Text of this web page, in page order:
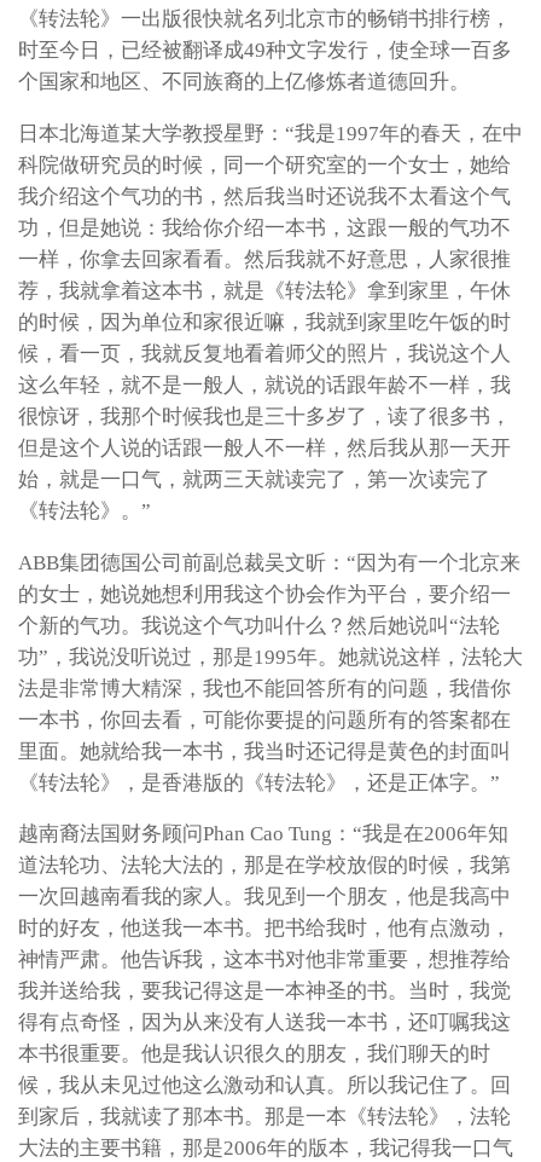
《转法轮》一出版很快就名列北京市的畅销书排行榜，
时至今日，已经被翻译成49种文字发行，使全球一百多
个国家和地区、不同族裔的上亿修炼者道德回升。
日本北海道某大学教授星野：“我是1997年的春天，在中
科院做研究员的时候，同一个研究室的一个女士，她给
我介绍这个气功的书，然后我当时还说我不太看这个气
功，但是她说：我给你介绍一本书，这跟一般的气功不
一样，你拿去回家看看。然后我就不好意思，人家很推
荐，我就拿着这本书，就是《转法轮》拿到家里，午休
的时候，因为单位和家很近嘛，我就到家里吃午饭的时
候，看一页，我就反复地看着师父的照片，我说这个人
这么年轻，就不是一般人，就说的话跟年龄不一样，我
很惊讶，我那个时候我也是三十多岁了，读了很多书，
但是这个人说的话跟一般人不一样，然后我从那一天开
始，就是一口气，就两三天就读完了，第一次读完了
《转法轮》。”
ABB集团德国公司前副总裁吴文昕：“因为有一个北京来
的女士，她说她想利用我这个协会作为平台，要介绍一
个新的气功。我说这个气功叫什么？然后她说叫“法轮
功”，我说没听说过，那是1995年。她就说这样，法轮大
法是非常博大精深，我也不能回答所有的问题，我借你
一本书，你回去看，可能你要提的问题所有的答案都在
里面。她就给我一本书，我当时还记得是黄色的封面叫
《转法轮》，是香港版的《转法轮》，还是正体字。”
越南裔法国财务顾问Phan Cao Tung：“我是在2006年知
道法轮功、法轮大法的，那是在学校放假的时候，我第
一次回越南看我的家人。我见到一个朋友，他是我高中
时的好友，他送我一本书。把书给我时，他有点激动，
神情严肃。他告诉我，这本书对他非常重要，想推荐给
我并送给我，要我记得这是一本神圣的书。当时，我觉
得有点奇怪，因为从来没有人送我一本书，还叮嘱我这
本书很重要。他是我认识很久的朋友，我们聊天的时
候，我从未见过他这么激动和认真。所以我记住了。回
到家后，我就读了那本书。那是一本《转法轮》，法轮
大法的主要书籍，那是2006年的版本，我记得我一口气